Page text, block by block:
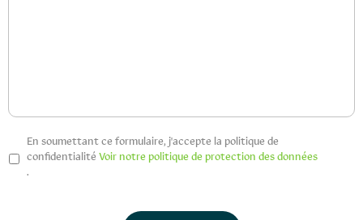
Privacy *
En soumettant ce formulaire, j'accepte la politique de
confidentialité Voir notre politique de protection des données
.